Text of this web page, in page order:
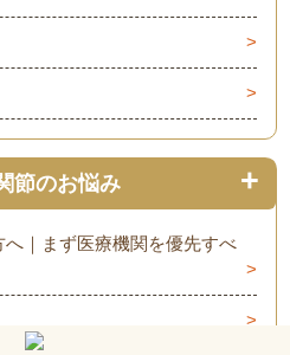
節のお悩み
｜まず医療機関を優先すべ